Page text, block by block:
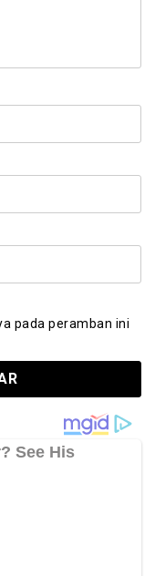
pada peramban ini